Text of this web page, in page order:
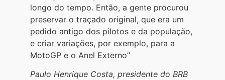
longo do tempo. Então, a gente procurou
preservar o traçado original, que era um
pedido antigo dos pilotos e da população,
e criar variações, por exemplo, para a
MotoGP e o Anel Externo”
Paulo Henrique Costa, presidente do BRB